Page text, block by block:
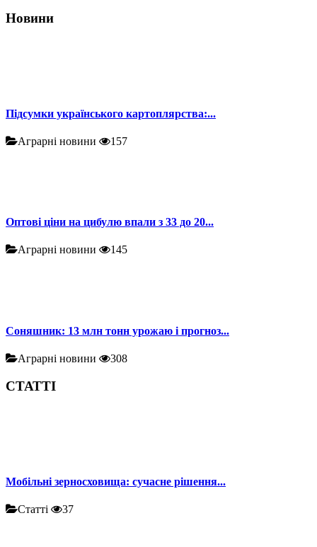
Новини
Підсумки українського картоплярства:...
Аграрні новини 157
Оптові ціни на цибулю впали з 33 до 20...
Аграрні новини 145
Соняшник: 13 млн тонн урожаю і прогноз...
Аграрні новини 308
СТАТТІ
Мобільні зерносховища: сучасне рішення...
Статті 37